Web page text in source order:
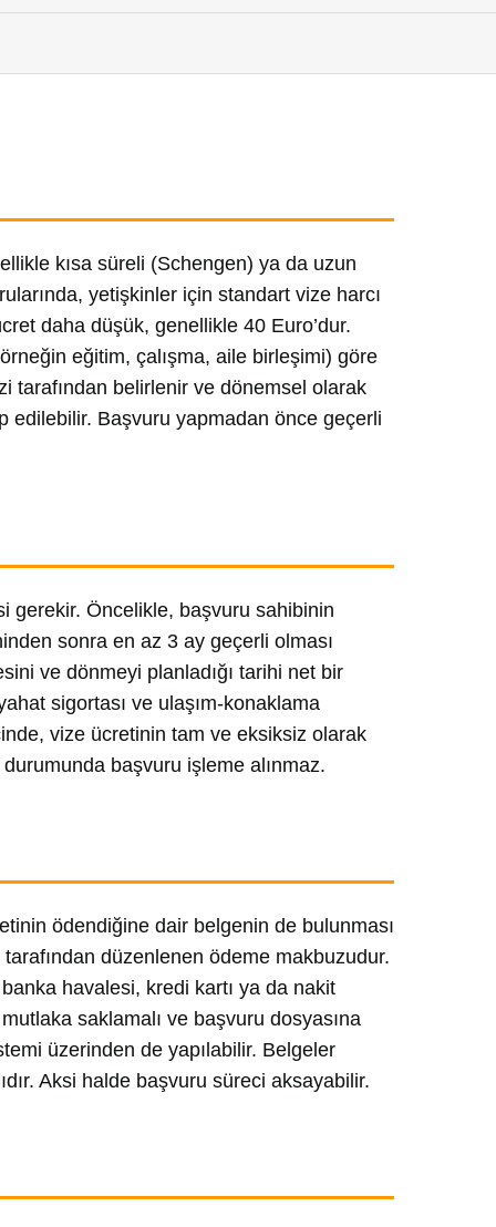
kısa süreli (Schengen) ya da uzun
yetişkinler için standart vize harcı
daha düşük, genellikle 40 Euro’dur.
eğitim, çalışma, aile birleşimi) göre
tarafından belirlenir ve dönemsel olarak
edilebilir. Başvuru yapmadan önce geçerli
gerekir. Öncelikle, başvuru sahibinin
sonra en az 3 ay geçerli olması
ve dönmeyi planladığı tarihi net bir
sigortası ve ulaşım-konaklama
vize ücretinin tam ve eksiksiz olarak
başvuru işleme alınmaz.
ödendiğine dair belgenin de bulunması
düzenlenen ödeme makbuzudur.
havalesi, kredi kartı ya da nakit
saklamalı ve başvuru dosyasına
üzerinden de yapılabilir. Belgeler
Aksi halde başvuru süreci aksayabilir.